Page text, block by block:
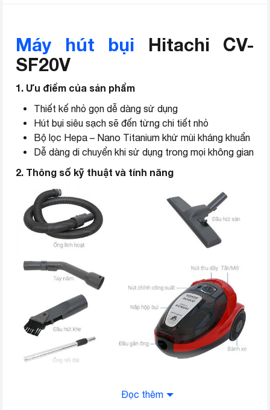
Máy hút bụi Hitachi CV-
SF20V
1. Ưu điểm của sản phẩm
Thiết kế nhỏ gọn dễ dàng sử dụng
Hút bụi siêu sạch sẽ đến từng chi tiết nhỏ
Bộ lọc Hepa – Nano Titanium khử mùi kháng khuẩn
Dễ dàng di chuyển khi sử dụng trong mọi không gian
2. Thông số kỹ thuật và tính năng
có bánh xe và tay xách tiện di chuyển tới nhiều vị
Đọc thêm